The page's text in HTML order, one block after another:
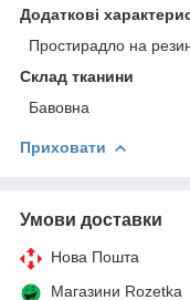
Додаткові
Простирадло на
Склад тканини
Бавовна
Приховати
Умови доставки
Нова Пошта
Магазини Rozetka